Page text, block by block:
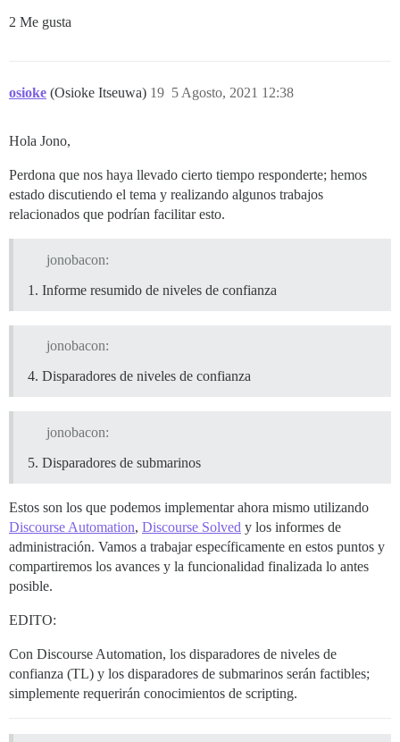
2 Me gusta
osioke (Osioke Itseuwa) 5 Agosto, 2021 12:38
19
Hola Jono,
Perdona que nos haya llevado cierto tiempo responderte; hemos
estado discutiendo el tema y realizando algunos trabajos
relacionados que podrían facilitar esto.
jonobacon:
Informe resumido de niveles de confianza
jonobacon:
Disparadores de niveles de confianza
jonobacon:
Disparadores de submarinos
Estos son los que podemos implementar ahora mismo utilizando
Discourse Automation, Discourse Solved y los informes de
administración. Vamos a trabajar específicamente en estos puntos y
compartiremos los avances y la funcionalidad finalizada lo antes
posible.
EDITO:
Con Discourse Automation, los disparadores de niveles de
confianza (TL) y los disparadores de submarinos serán factibles;
simplemente requerirán conocimientos de scripting.